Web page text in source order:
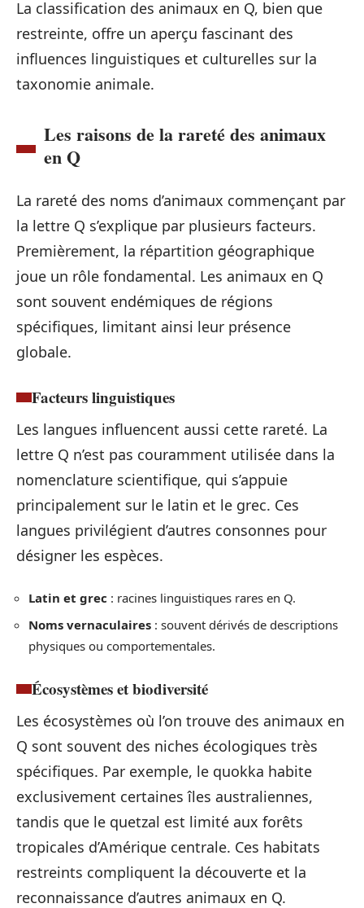
La classification des animaux en Q, bien que
restreinte, offre un aperçu fascinant des
influences linguistiques et culturelles sur la
taxonomie animale.
Les raisons de la rareté des animaux
en Q
La rareté des noms d’animaux commençant par
la lettre Q s’explique par plusieurs facteurs.
Premièrement, la répartition géographique
joue un rôle fondamental. Les animaux en Q
sont souvent endémiques de régions
spécifiques, limitant ainsi leur présence
globale.
Facteurs linguistiques
Les langues influencent aussi cette rareté. La
lettre Q n’est pas couramment utilisée dans la
nomenclature scientifique, qui s’appuie
principalement sur le latin et le grec. Ces
langues privilégient d’autres consonnes pour
désigner les espèces.
Latin et grec : racines linguistiques rares en Q.
Noms vernaculaires : souvent dérivés de descriptions
physiques ou comportementales.
Écosystèmes et biodiversité
Les écosystèmes où l’on trouve des animaux en
Q sont souvent des niches écologiques très
spécifiques. Par exemple, le quokka habite
exclusivement certaines îles australiennes,
tandis que le quetzal est limité aux forêts
tropicales d’Amérique centrale. Ces habitats
restreints compliquent la découverte et la
reconnaissance d’autres animaux en Q.